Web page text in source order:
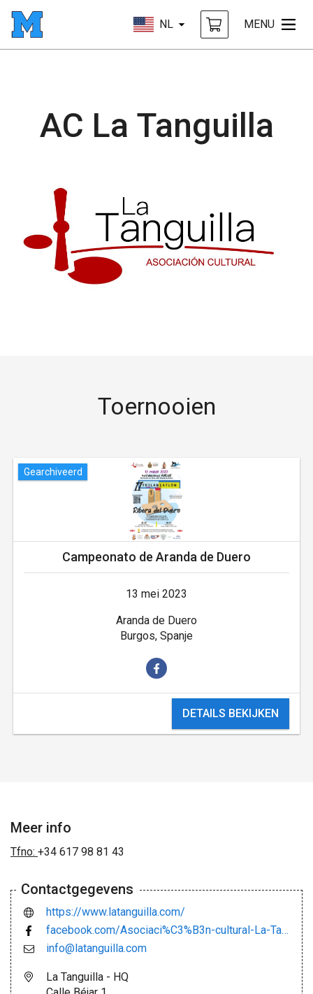
NL MENU
AC La Tanguilla
Toernooien
Gearchiveerd
Campeonato de Aranda de Duero
13 mei 2023
Aranda de Duero
Burgos, Spanje
DETAILS BEKIJKEN
Meer info
Tfno: +34 617 98 81 43
Contactgegevens
https://www.latanguilla.com/
facebook.com/Asociaci%C3%B3n-cultural-La-Tanguilla-1674403102790508
info@latanguilla.com
La Tanguilla - HQ